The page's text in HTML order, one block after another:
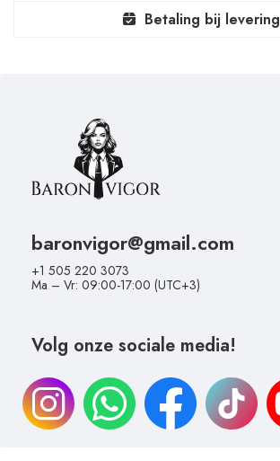
Betaling bij levering
baronvigor@gmail.com
+1 505 220 3073
Ma – Vr: 09:00-17:00 (UTC+3)
Volg onze sociale media!